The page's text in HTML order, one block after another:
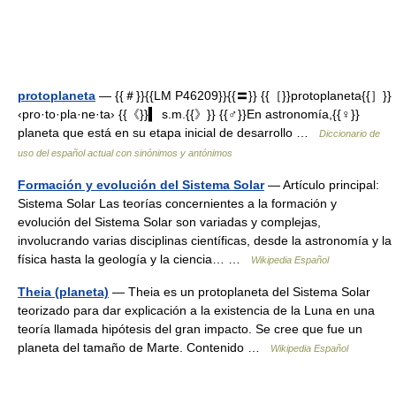
protoplaneta — {{＃}}{{LM P46209}}{{〓}} {{［}}protoplaneta{{］}}
‹pro·to·pla·ne·ta› {{《}}▍ s.m.{{》}} {{♂}}En astronomía,{{♀}}
planeta que está en su etapa inicial de desarrollo …
Diccionario de
uso del español actual con sinónimos y antónimos
Formación y evolución del Sistema Solar— Artículo principal:
Sistema Solar Las teorías concernientes a la formación y
evolución del Sistema Solar son variadas y complejas,
involucrando varias disciplinas científicas, desde la astronomía y la
física hasta la geología y la ciencia… …
Wikipedia Español
Theia (planeta) — Theia es un protoplaneta del Sistema Solar
teorizado para dar explicación a la existencia de la Luna en una
teoría llamada hipótesis del gran impacto. Se cree que fue un
planeta del tamaño de Marte. Contenido …
Wikipedia Español